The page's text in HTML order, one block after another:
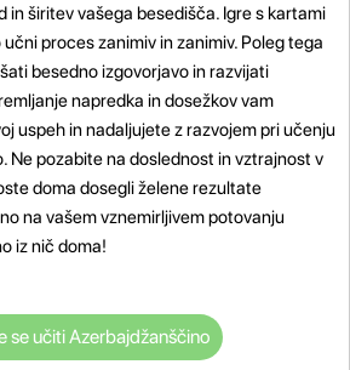
in širitev vašega besedišča. Igre s kartami
proces zanimiv in zanimiv. Poleg tega
besedno izgovorjavo in razvijati
napredka in dosežkov vam
uspeh in nadaljujete z razvojem pri učenju
Ne pozabite na doslednost in vztrajnost v
doma dosegli želene rezultate
na vašem vznemirljivem potovanju
iz nič doma!
se učiti Azerbajdžanščino